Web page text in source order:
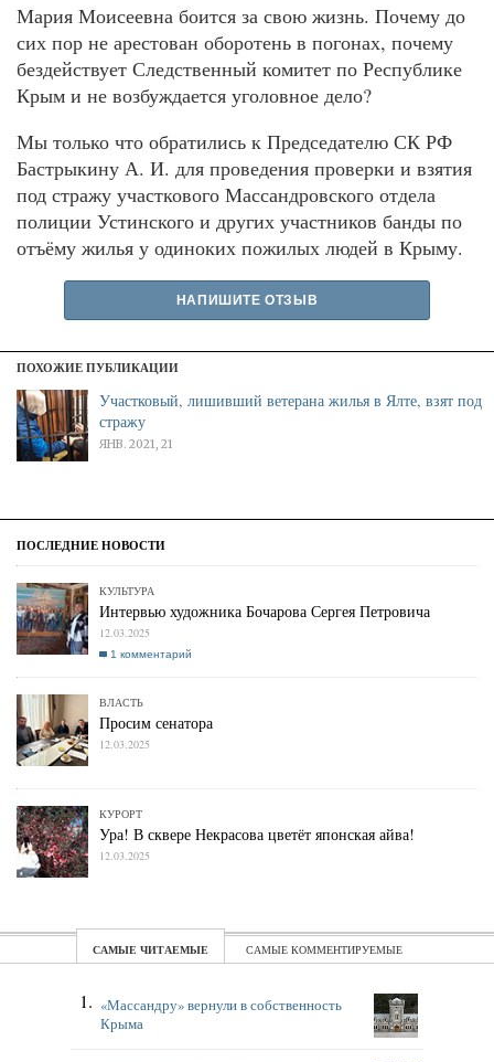
Мария Моисеевна боится за свою жизнь. Почему до
сих пор не арестован оборотень в погонах, почему
бездействует Следственный комитет по Республике
Крым и не возбуждается уголовное дело?
Мы только что обратились к Председателю СК РФ
Бастрыкину А. И. для проведения проверки и взятия
под стражу участкового Массандровского отдела
полиции Устинского и других участников банды по
отъёму жилья у одиноких пожилых людей в Крыму.
НАПИШИТЕ ОТЗЫВ
ПОХОЖИЕ ПУБЛИКАЦИИ
Участковый, лишивший ветерана жилья в Ялте, взят под
стражу
ЯНВ. 2021, 21
КУЛЬТУРА
Интервью художника Бочарова Сергея Петровича
12.03.2025
1 комментарий
ВЛАСТЬ
Просим сенатора
12.03.2025
КУРОРТ
Ура! В сквере Некрасова цветёт японская айва!
12.03.2025
ЧИТАЕМЫЕ КОММЕНТИРУЕМЫЕ
«Массандру» вернули в собственность
Крыма